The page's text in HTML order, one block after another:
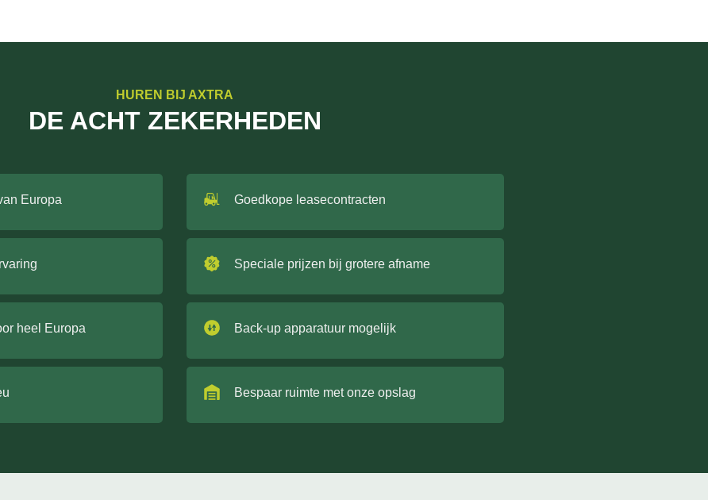
HUREN BIJ AXTRA
DE ACHT ZEKERHEDEN
Europa
heel Europa
Goedkope leasecontracten
Speciale prijzen bij grotere afname
Back-up apparatuur mogelijk
Bespaar ruimte met onze opslag